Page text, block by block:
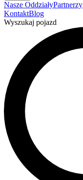
Nasze OddziałyPartnerzy
KontaktBlog
Wyszukaj pojazd